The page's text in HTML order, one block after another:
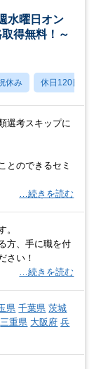
水曜日オン
得無料！～
休み 休日120日以上
選考スキップに
とのできるセミ
…続きを読む
。
方、手に職を付
さい！
…続きを読む
県 千葉県 茨城
三重県 大阪府 兵